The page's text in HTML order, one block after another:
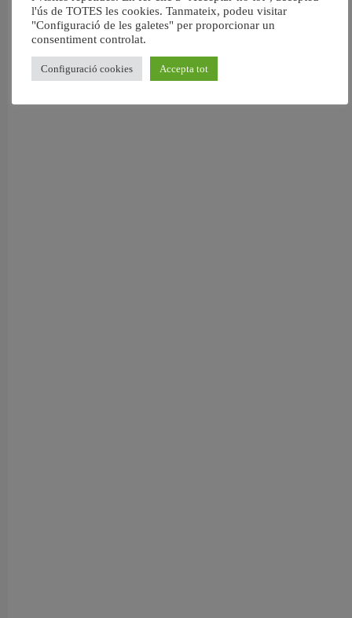
5 agost, 2026
l'ús de TOTES les cookies. Tanmateix, podeu visitar
"Configuració de les galetes" per proporcionar un
consentiment controlat.
Configuració cookies Accepta tot